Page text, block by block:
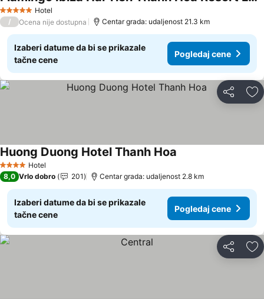
5 ZvezdiceHotel
Pogledaj cene
/ Ocena nije dostupna Centar grada: udaljenost 21.3 km
Izaberi datume da bi se prikazale
tačne cene
Pogledaj cene
Deli
4 ZvezdiceHotel
Huong Duong Hotel Thanh Hoa
8,0 Vrlo dobro 201 Centar grada: udaljenost 2.8 km
Izaberi datume da bi se prikazale
tačne cene
Pogledaj cene
Deli